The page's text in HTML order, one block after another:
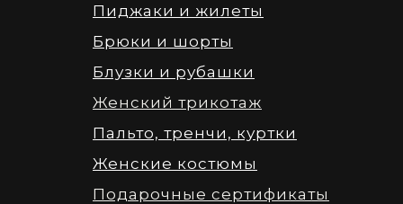
Пиджаки и жилеты
Брюки и шорты
Блузки и рубашки
Женский трикотаж
Пальто, тренчи, куртки
Женские костюмы
Подарочные сертификаты